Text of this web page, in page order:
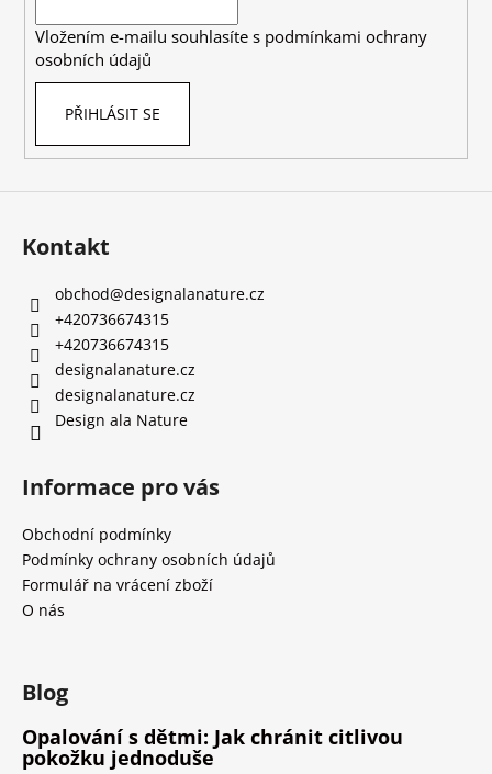
Vložením e-mailu souhlasíte s podmínkami ochrany
osobních údajů
PŘIHLÁSIT SE
Kontakt
obchod@designalanature.cz
+420736674315
+420736674315
designalanature.cz
designalanature.cz
Design ala Nature
Informace pro vás
Obchodní podmínky
Podmínky ochrany osobních údajů
Formulář na vrácení zboží
O nás
Blog
Opalování s dětmi: Jak chránit citlivou
pokožku jednoduše